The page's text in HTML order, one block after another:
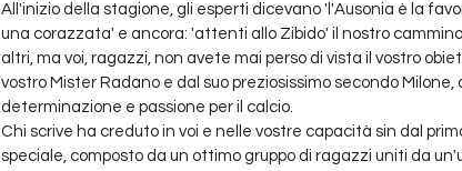
All'inizio della stagione, gli esperti dicevano 'l'Ausonia è la
una corazzata' e ancora: 'attenti allo Zibido' il nostro
altri, ma voi, ragazzi, non avete mai perso di vista il vostro
vostro Mister Radano e dal suo preziosissimo secondo
determinazione e passione per il calcio.
Chi scrive ha creduto in voi e nelle vostre capacità sin dal
speciale, composto da un ottimo gruppo di ragazzi uniti da